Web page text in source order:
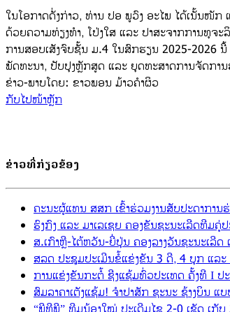
ໃນໂອກາດດັ່ງກ່າວ, ທ່ານ ປອ ພູວົງ ອະໄພ ໄດ້ເນັ້ນໜັກ
ດ້ວຍຄວາມທ່ຽງທຳ, ໂປ່ງໃສ ແລະ ປາສະຈາກການທຸຈ
ການສອບເສັງຈົບຊັ້ນ ມ.4 ໃນສົກຮຽນ 2025-2026
ພັດທະນາ, ປັບປຸງຫຼັກສູດ ແລະ ຍຸດທະສາດການຈັດກ
ຂ່າວ-ພາບໂດຍ: ຂາວພອນ ມ້າວຄຳຜິວ
ກັບ​ໄປ​ໜ້າຫຼັກ
ຂ່າວ​ທີ່​ກ່ຽວ​ຂ້ອງ
ຄະນະຜູ້ແທນ ສສກ ເຂົ້າຮ່ວມງານສັບປະດາກາ
ຮົງກົງ ແລະ ມາເລເຊຍ ຄອງຂັນຊະນະເລີດທີມ
ສ.ເກົາຫຼີ-ໄຕ້ຫວັນ-ຍີ່ປຸ່ນ ຄອງລາງວັນຊະນະເລີ
ສລດ ປະຊຸມປະເມີນຂໍ້ແຂ່ງຂັນ 3 ດີ, 4 ບຸກ ແລ
ການແຂ່ງຂັນກະຕໍ້ ຊີງແຊ້ມທົ່ວປະເທດ ຄັ້ງທີ I ປະ
ສົມລາຄາເຕັງແຊ້ມ! ຈຳປາສັກ ຊະນະ ຊ້າງບິນ